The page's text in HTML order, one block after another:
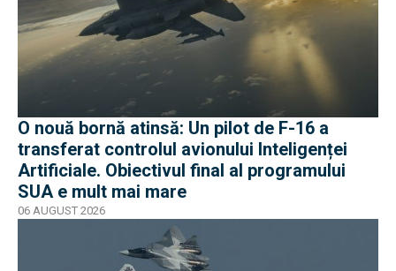
O nouă bornă atinsă: Un pilot de F-16 a
transferat controlul avionului Inteligenței
Artificiale. Obiectivul final al programului
SUA e mult mai mare
06 AUGUST 2026